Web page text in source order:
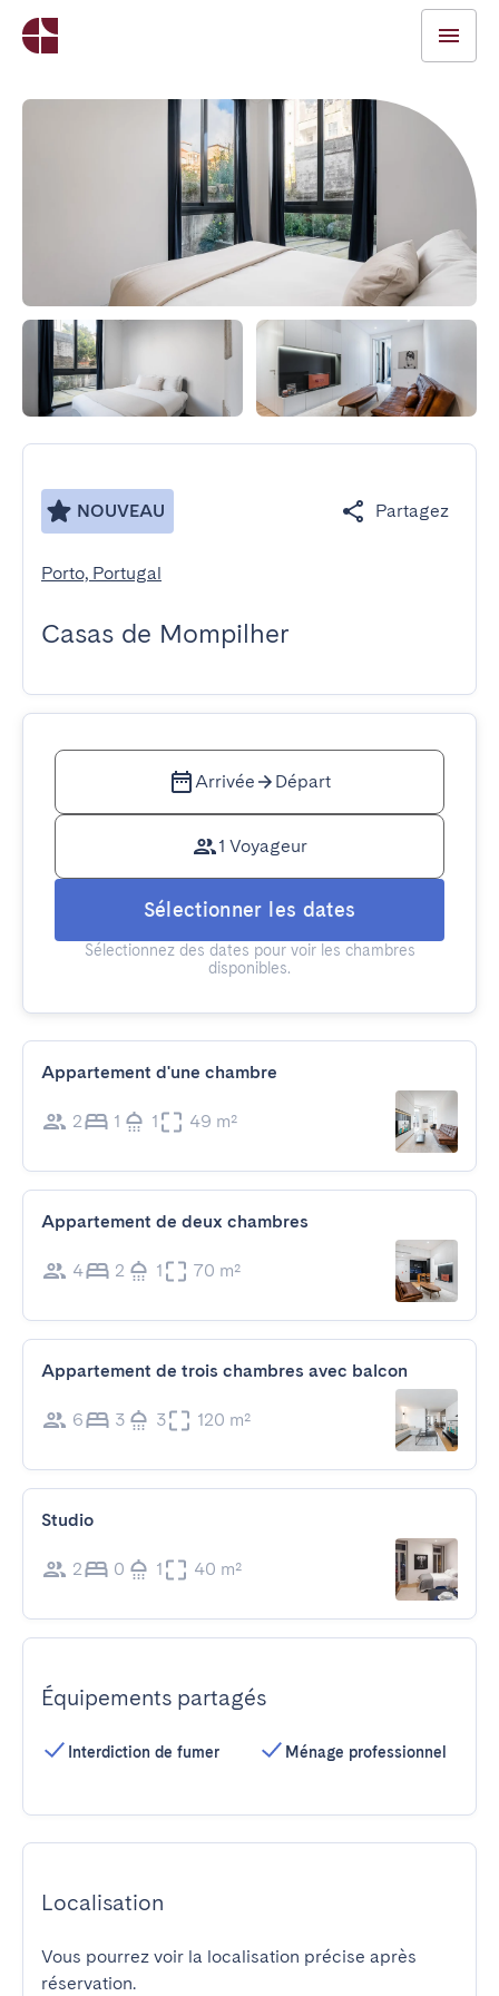
NOUVEAU Partagez
Porto, Portugal
Casas de Mompilher
Arrivée Départ
1 Voyageur
Sélectionner les dates
Sélectionnez des dates pour voir les chambres
disponibles.
Appartement d'une chambre
2 1 1 49 m²
Appartement de deux chambres
4 2 1 70 m²
Appartement de trois chambres avec balcon
6 3 3 120 m²
Studio
2 0 1 40 m²
Équipements partagés
Interdiction de fumer Ménage professionnel
Localisation
Vous pourrez voir la localisation précise après
réservation.